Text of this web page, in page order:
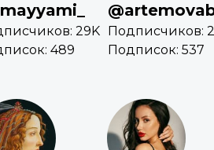
29K
489
Подписчиков:
Подписок: 537